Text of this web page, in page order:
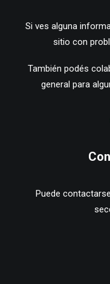
Si ves alguna
sitio con
También podés
general para
Puede